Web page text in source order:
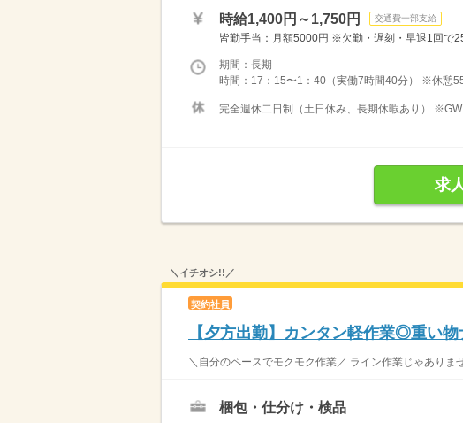
時給1,400円～1,750円 交通費一部支給
皆勤手当：月額5000円 ※欠勤・遅刻・早退1回で
期間：長期
時間：17：15〜1：40（実働7時間40分） ※
完全週休二日制（土日休み、長期休暇あり）
求
＼イチオシ!!／
契約社員
【夕方出勤】カンタン軽作業◎重い
＼自分のペースでモクモク作業／ ライン作業じゃあり
梱包・仕分け・検品